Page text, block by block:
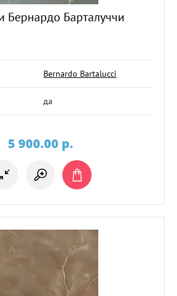
Барталуччи
Bernardo Bartalucci
да
5 900.00 p.